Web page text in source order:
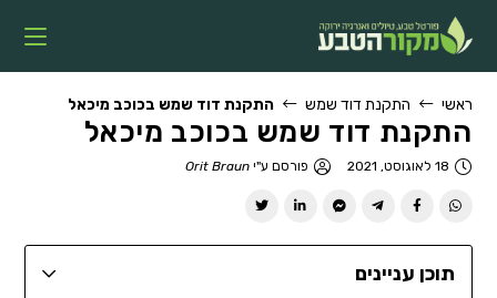
ראשי התקנת דוד שמש התקנת דוד שמש בכוכב מיכאל
התקנת דוד שמש בכוכב מיכאל
18 לאוגוסט, 2021 פורסם ע"יOrit Braun
תוכן עניינים